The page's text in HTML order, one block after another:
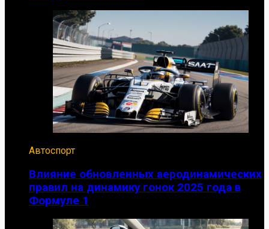
Автоспорт
Влияние обновленных аеродинамических
правил на динамику гонок 2025 года в
Формуле 1